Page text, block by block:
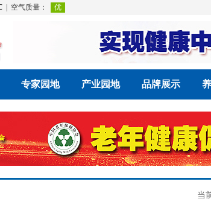
专家园地 产业园地 品牌展示
当